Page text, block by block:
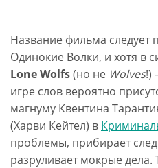
Название фильма следует
Одинокие Волки, и хотя в
Lone Wolfs(но не Wolves!)
игре слов вероятно
магнуму Квентина
(Харви Кейтел) в
проблемы, прибирает
разруливает мокрые дела.